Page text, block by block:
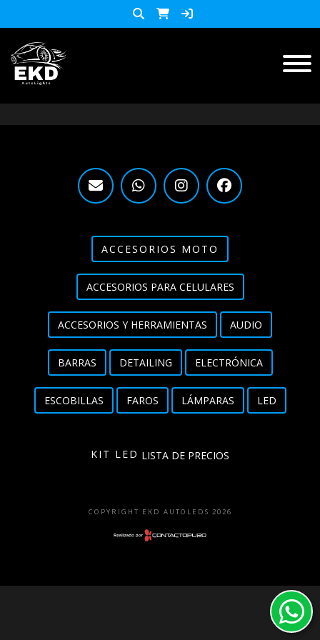
ACCESORIOS MOTO
Accesorios y herramientas
Audio
Barras
Detailing
Electrónica
Escobillas
Lista de PreciosACCESORIOS MOTO
ACCESORIOS PARA CELULARES
ACCESORIOS Y HERRAMIENTAS AUDIO
BARRAS DETAILING ELECTRÓNICA
ESCOBILLAS FAROS LÁMPARAS LED
KIT LED LISTA DE PRECIOS
COPYRIGHT EKD AUTOLEDS 2026